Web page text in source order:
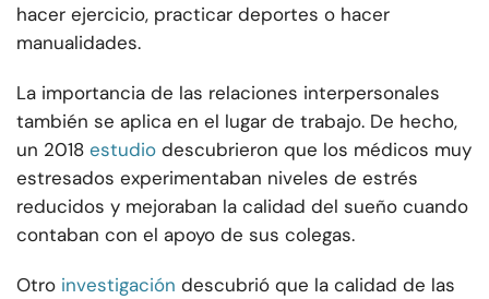
hacer ejercicio, practicar deportes o hacer
manualidades.
La importancia de las relaciones interpersonales
también se aplica en el lugar de trabajo. De hecho,
un 2018 estudio descubrieron que los médicos muy
estresados experimentaban niveles de estrés
reducidos y mejoraban la calidad del sueño cuando
contaban con el apoyo de sus colegas.
Otro investigación descubrió que la calidad de las